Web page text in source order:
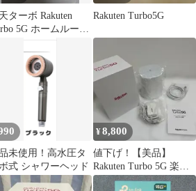
ターボ Rakuten
5G ホームルータ
Rakuten Turbo5G
未使用！高水圧タ
式 シャワーヘッド
¥8,800
値下げ！【美品】
Rakuten Turbo 5G 楽天
モバイル ホームルータ